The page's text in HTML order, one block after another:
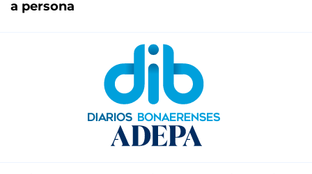
a persona